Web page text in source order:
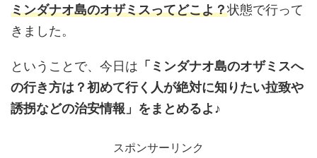
ミンダナオ島のオザミスってどこよ？状態で行って
きました。
ということで、今日は 「ミンダナオ島のオザミスへ
の行き方は？初めて行く人が絶対に知りたい拉致や
誘拐などの治安情報」をまとめるよ♪
スポンサーリンク